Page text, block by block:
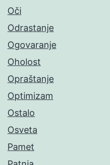
Oči
Odrastanje
Ogovaranje
Oholost
Opraštanje
Optimizam
Ostalo
Osveta
Pamet